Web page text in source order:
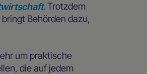
. Trotzdem
Behörden dazu,
um praktische
die auf jedem